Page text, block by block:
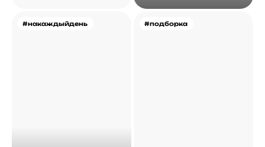
#накаждыйдень #подборка